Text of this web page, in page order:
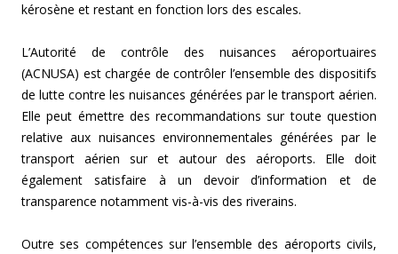
kérosène et restant en fonction lors des escales.
L’Autorité de contrôle des nuisances aéroportuaires
(ACNUSA) est chargée de contrôler l’ensemble des dispositifs
de lutte contre les nuisances générées par le transport aérien.
Elle peut émettre des recommandations sur toute question
relative aux nuisances environnementales générées par le
transport aérien sur et autour des aéroports. Elle doit
également satisfaire à un devoir d’information et de
transparence notamment vis-à-vis des riverains.
Outre ses compétences sur l’ensemble des aéroports civils,